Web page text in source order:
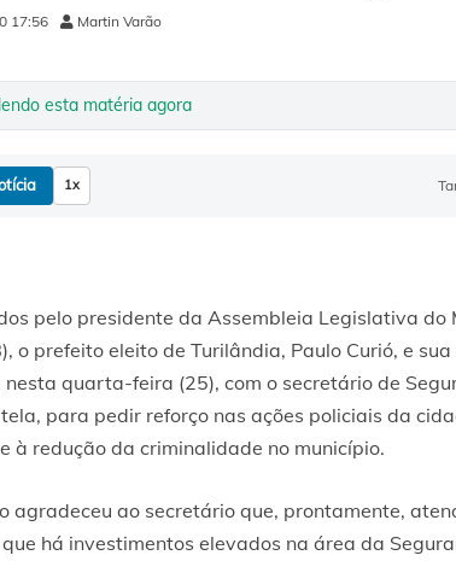
17:56 Martin Varão
esta matéria agora
1x
pelo presidente da Assembleia Legislativa do
o prefeito eleito de Turilândia, Paulo Curió, e
nesta quarta-feira (25), com o secretário de
para pedir reforço nas ações policiais da
à redução da criminalidade no município.
agradeceu ao secretário que, prontamente,
há investimentos elevados na área da